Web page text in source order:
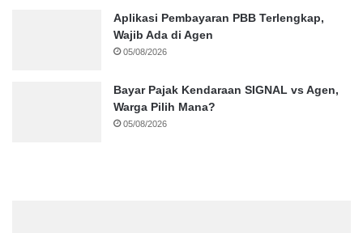
Aplikasi Pembayaran PBB Terlengkap,
Wajib Ada di Agen
05/08/2026
Bayar Pajak Kendaraan SIGNAL vs Agen,
Warga Pilih Mana?
05/08/2026